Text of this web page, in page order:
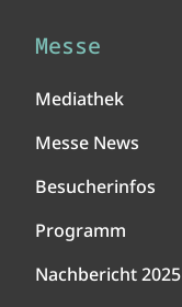
Messe
Mediathek
Messe News
Besucherinfos
Programm
Nachbericht 2025